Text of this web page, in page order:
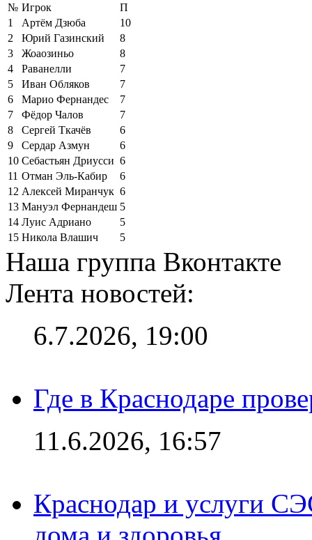
№ Игрок
П
1
Артём Дзюба
10
2
Юрий Газинский
8
3
Жоаозиньо
8
4
Раванелли
7
5
Иван Обляков
7
6
Марио Фернандес
7
7
Фёдор Чалов
7
8
Сергей Ткачёв
6
9
Сердар Азмун
6
10 Себастьян Дриусси 6
11 Отман Эль-Кабир
6
12 Алексей Миранчук 6
13 Мануэл Фернандеш 5
14 Луис Адриано
5
15 Никола Влашич 5
Наша группа Вконтакте
Лента новостей:
6.7.2026, 19:00
Где в Краснодаре
11.6.2026, 16:57
Краснодар и услуги